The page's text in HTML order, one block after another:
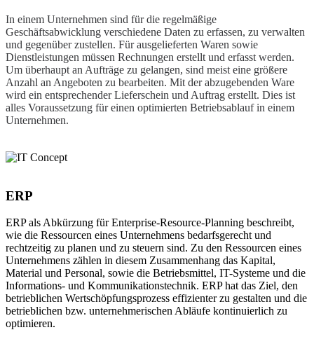
In einem Unternehmen sind für die regelmäßige
Geschäftsabwicklung verschiedene Daten zu erfassen, zu verwalten
und gegenüber zustellen. Für ausgelieferten Waren sowie
Dienstleistungen müssen Rechnungen erstellt und erfasst werden.
Um überhaupt an Aufträge zu gelangen, sind meist eine größere
Anzahl an Angeboten zu bearbeiten. Mit der abzugebenden Ware
wird ein entsprechender Lieferschein und Auftrag erstellt. Dies ist
alles Voraussetzung für einen optimierten Betriebsablauf in einem
Unternehmen.
ERP
ERP als Abkürzung für Enterprise-Resource-Planning beschreibt,
wie die Ressourcen eines Unternehmens bedarfsgerecht und
rechtzeitig zu planen und zu steuern sind. Zu den Ressourcen eines
Unternehmens zählen in diesem Zusammenhang das Kapital,
Material und Personal, sowie die Betriebsmittel, IT-Systeme und die
Informations- und Kommunikationstechnik. ERP hat das Ziel, den
betrieblichen Wertschöpfungsprozess effizienter zu gestalten und die
betrieblichen bzw. unternehmerischen Abläufe kontinuierlich zu
optimieren.